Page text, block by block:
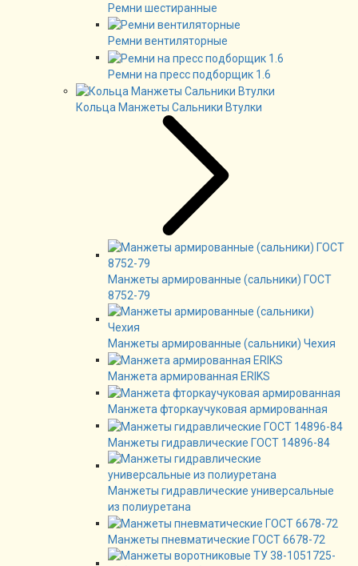
Ремни шестиранные
Ремни вентиляторные
Ремни на пресс подборщик 1.6
Кольца Манжеты Сальники Втулки
Манжеты армированные (сальники) ГОСТ
8752-79
Манжеты армированные (сальники) Чехия
Манжета армированная ERIKS
Манжета фторкаучуковая армированная
Манжеты гидравлические ГОСТ 14896-84
Манжеты гидравлические универсальные
из полиуретана
Манжеты пневматические ГОСТ 6678-72